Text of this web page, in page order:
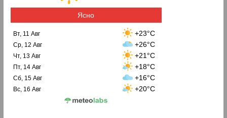
Ясно
Вт, 11 Авг +23°C
Ср, 12 Авг +26°C
Чт, 13 Авг +21°C
Пт, 14 Авг +18°C
Сб, 15 Авг +16°C
Вс, 16 Авг +20°C